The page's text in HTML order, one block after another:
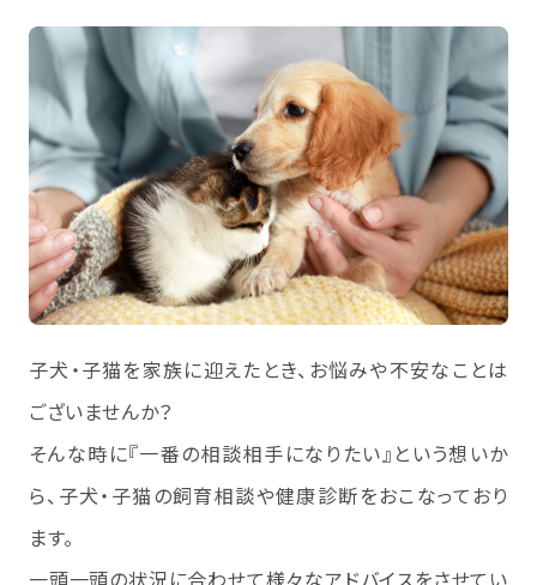
子犬・子猫を家族に迎えたとき、お悩みや不安なことは
ございませんか？
そんな時に『一番の相談相手になりたい』という想いか
ら、子犬・子猫の飼育相談や健康診断をおこなっており
ます。